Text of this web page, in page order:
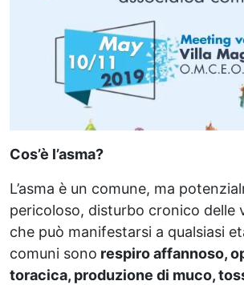
Cos’è l’asma?
L’asma è un comune, ma
pericoloso, disturbo cronico delle
che può manifestarsi a qualsiasi
comuni sono respiro affannoso,
toracica, produzione di muco,